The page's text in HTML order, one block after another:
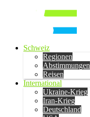
Schweiz
Regionen
Abstimmungen
Reisen
International
Ukraine-Krieg
Iran-Krieg
Deutschland